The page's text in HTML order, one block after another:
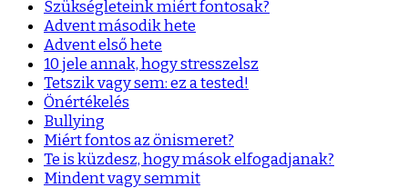
Szükségleteink miért fontosak?
Advent második hete
Advent első hete
10 jele annak, hogy stresszelsz
Tetszik vagy sem: ez a tested!
Önértékelés
Bullying
Miért fontos az önismeret?
Te is küzdesz, hogy mások elfogadjanak?
Mindent vagy semmit